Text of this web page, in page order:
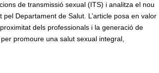
de transmissió sexual (ITS) i analitza el nou
Departament de Salut. L’article posa en valor
dels professionals i la generació de
promoure una salut sexual integral,